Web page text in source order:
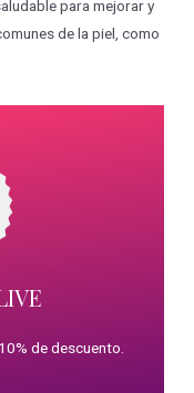
para mejorar y
de la piel, como
de descuento.